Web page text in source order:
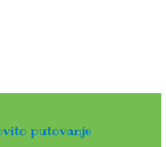
putovanje